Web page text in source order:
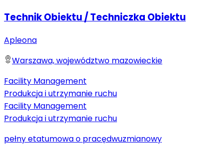
Technik Obiektu / Techniczka Obiektu
Apleona
Warszawa, województwo mazowieckie
Facility Management
Produkcja i utrzymanie ruchu
Facility Management
Produkcja i utrzymanie ruchu
pełny etatumowa o pracędwuzmianowy